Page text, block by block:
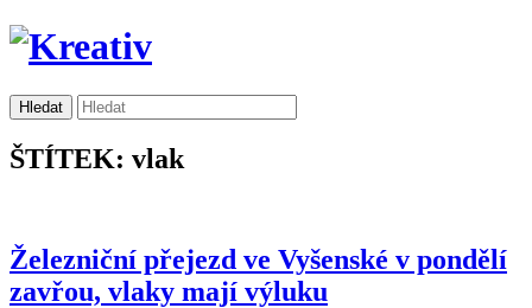
ŠTÍTEK: vlak
Železniční přejezd ve Vyšenské v pondělí
zavřou, vlaky mají výluku